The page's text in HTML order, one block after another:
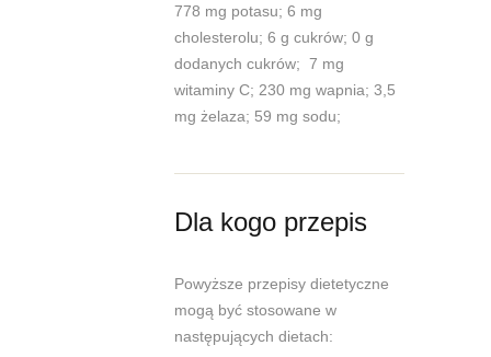
778 mg potasu; 6 mg
cholesterolu; 6 g cukrów; 0 g
dodanych cukrów; 7 mg
witaminy C; 230 mg wapnia; 3,5
mg żelaza; 59 mg sodu;
Dla kogo przepis
Powyższe przepisy dietetyczne
mogą być stosowane w
następujących dietach: